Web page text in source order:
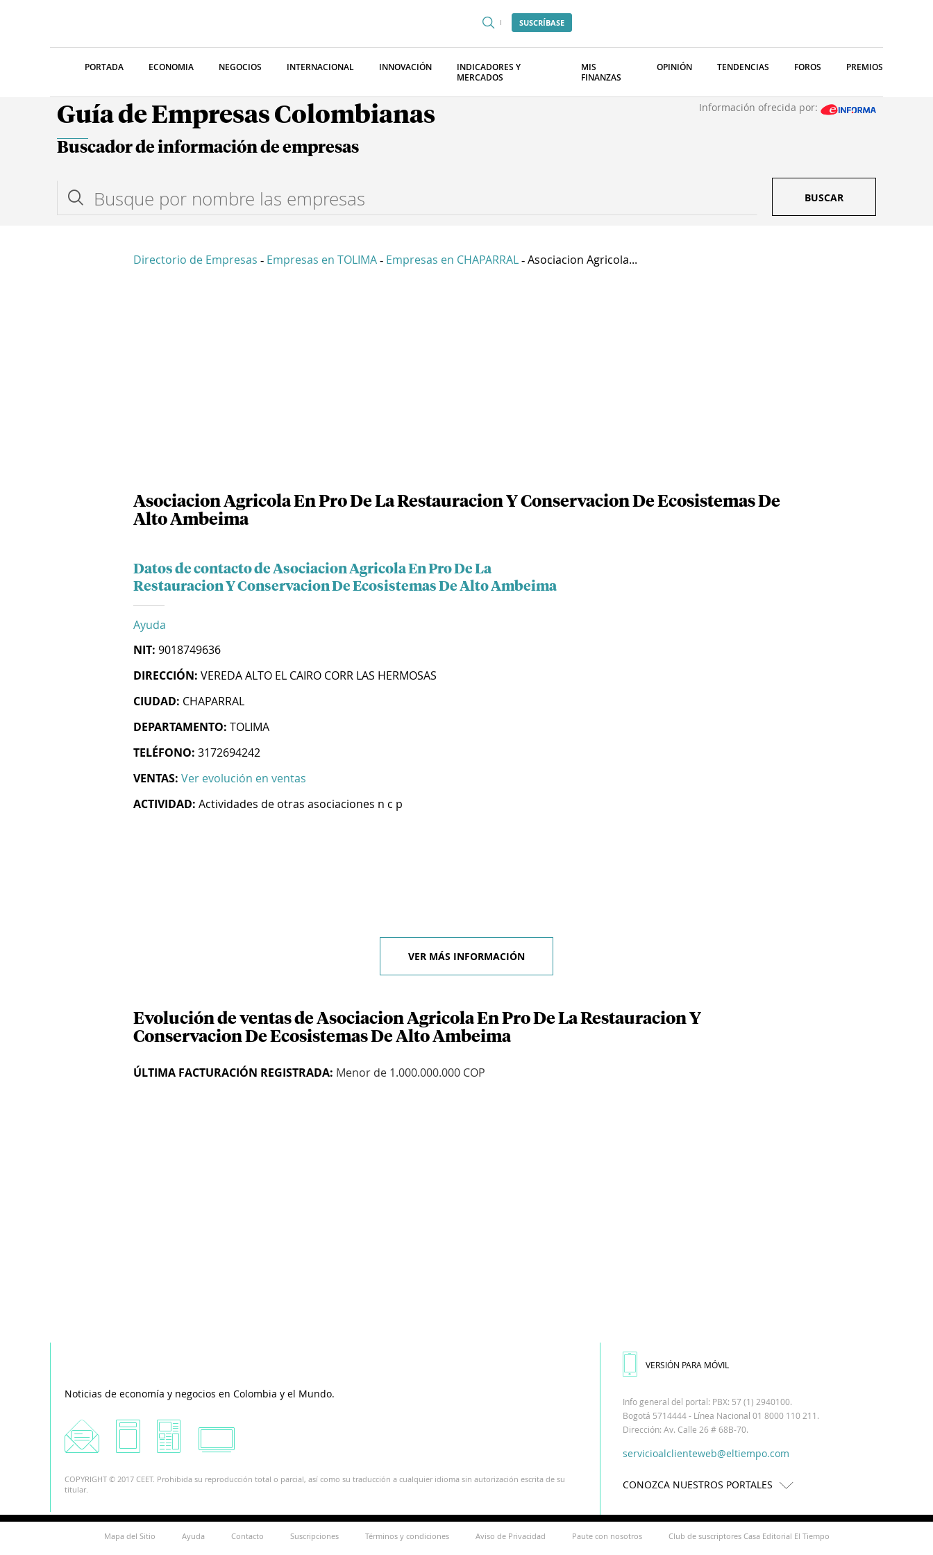
SUSCRÍBASE
PORTADA ECONOMIA NEGOCIOS INTERNACIONAL INNOVACIÓN
INDICADORES Y
MERCADOS
MIS
FINANZAS
OPINIÓN TENDENCIAS FOROS PREMIOS
Guía de Empresas Colombianas Información ofrecida por:
Buscador de información de empresas
BUSCAR
Directorio de Empresas - Empresas en TOLIMA - Empresas en CHAPARRAL - Asociacion Agricola...
Asociacion Agricola En Pro De La Restauracion Y Conservacion De Ecosistemas De
Alto Ambeima
Datos de contacto de Asociacion Agricola En Pro De La
Restauracion Y Conservacion De Ecosistemas De Alto Ambeima
Ayuda
NIT: 9018749636
DIRECCIÓN: VEREDA ALTO EL CAIRO CORR LAS HERMOSAS
CIUDAD: CHAPARRAL
DEPARTAMENTO: TOLIMA
TELÉFONO: 3172694242
VENTAS: Ver evolución en ventas
ACTIVIDAD: Actividades de otras asociaciones n c p
VER MÁS INFORMACIÓN
Evolución de ventas de Asociacion Agricola En Pro De La Restauracion Y
Conservacion De Ecosistemas De Alto Ambeima
ÚLTIMA FACTURACIÓN REGISTRADA: Menor de 1.000.000.000 COP
Noticias de economía y negocios en Colombia y el Mundo.
COPYRIGHT © 2017 CEET. Prohibida su reproducción total o parcial, así como su traducción a cualquier idioma sin autorización escrita de su
titular.
VERSIÓN PARA MÓVIL
Info general del portal: PBX: 57 (1) 2940100.
Bogotá 5714444 - Línea Nacional 01 8000 110 211.
Dirección: Av. Calle 26 # 68B-70.
servicioalclienteweb@eltiempo.com
CONOZCA NUESTROS PORTALES
Mapa del Sitio Ayuda Contacto Suscripciones Términos y condiciones Aviso de Privacidad Paute con nosotros Club de suscriptores Casa Editorial El Tiempo